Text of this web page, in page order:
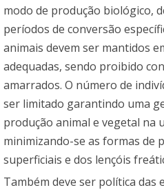
modo de produção biológico,
períodos de conversão
animais devem ser mantidos
adequadas, sendo proibido
amarrados. O número de
ser limitado garantindo uma
produção animal e vegetal na
minimizando-se as formas de
superficiais e dos lençóis
Também deve ser política das